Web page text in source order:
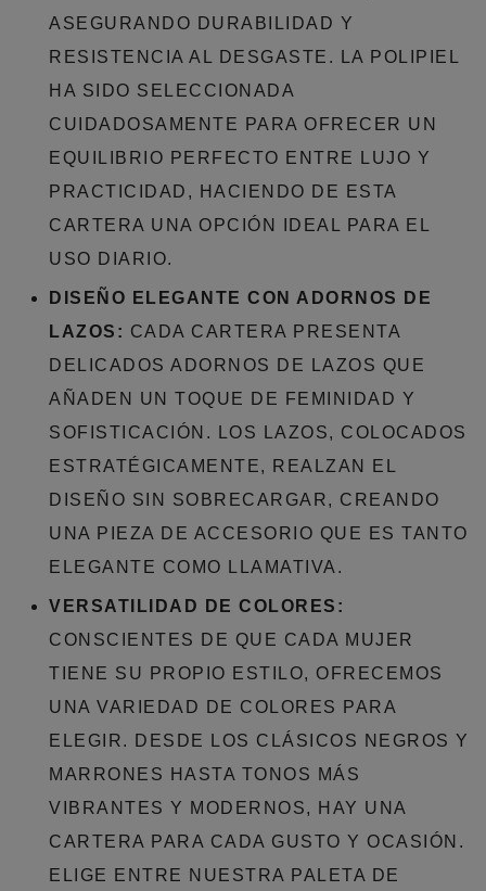
ASEGURANDO DURABILIDAD Y
RESISTENCIA AL DESGASTE. LA POLIPIEL
HA SIDO SELECCIONADA
CUIDADOSAMENTE PARA OFRECER UN
EQUILIBRIO PERFECTO ENTRE LUJO Y
PRACTICIDAD, HACIENDO DE ESTA
CARTERA UNA OPCIÓN IDEAL PARA EL
USO DIARIO.
DISEÑO ELEGANTE CON ADORNOS DE
LAZOS: CADA CARTERA PRESENTA
DELICADOS ADORNOS DE LAZOS QUE
AÑADEN UN TOQUE DE FEMINIDAD Y
SOFISTICACIÓN. LOS LAZOS, COLOCADOS
ESTRATÉGICAMENTE, REALZAN EL
DISEÑO SIN SOBRECARGAR, CREANDO
UNA PIEZA DE ACCESORIO QUE ES TANTO
ELEGANTE COMO LLAMATIVA.
VERSATILIDAD DE COLORES:
CONSCIENTES DE QUE CADA MUJER
TIENE SU PROPIO ESTILO, OFRECEMOS
UNA VARIEDAD DE COLORES PARA
ELEGIR. DESDE LOS CLÁSICOS NEGROS Y
MARRONES HASTA TONOS MÁS
VIBRANTES Y MODERNOS, HAY UNA
CARTERA PARA CADA GUSTO Y OCASIÓN.
ELIGE ENTRE NUESTRA PALETA DE